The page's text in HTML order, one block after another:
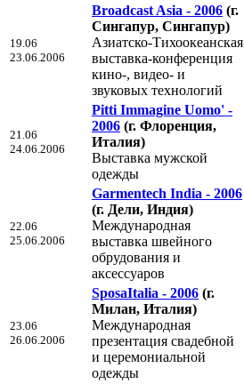
19.06
23.06.2006
Broadcast Asia - 2006 (г.
Сингапур, Сингапур)
Азиатско-Тихоокеанская
выставка-конференция
кино-, видео- и
звуковых технологий
21.06
24.06.2006
Pitti Immagine Uomo' -
2006 (г. Флоренция,
Италия)
Выставка мужской
одежды
22.06
25.06.2006
Garmentech India - 2006
(г. Дели, Индия)
Международная
выставка швейного
обрудования и
аксессуаров
23.06
26.06.2006
SposaItalia - 2006 (г.
Милан, Италия)
Международная
презентация свадебной
и церемониальной
одежды